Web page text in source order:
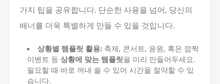
가지 팁을 공유합니다. 단순한 사용을 넘어, 당신의
배너를 더욱 특별하게 만들 수 있을 것입니다.
상황별 템플릿 활용: 축제, 콘서트, 응원, 혹은 깜짝
이벤트 등 상황에 맞는 템플릿을 미리 만들어두세요.
필요할 때 바로 꺼내 쓸 수 있어 시간을 절약할 수 있
습니다.